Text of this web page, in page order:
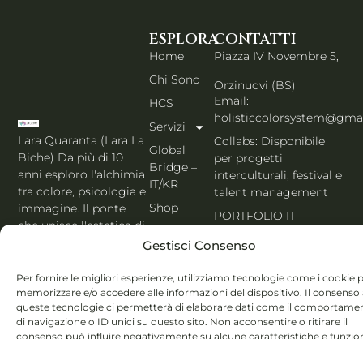
Gestisci Consenso
Per fornire le migliori esperienze, utilizziamo tecnologie come i cookie
memorizzare e/o accedere alle informazioni del dispositivo. Il consenso
queste tecnologie ci permetterà di elaborare dati come il
di navigazione o ID unici su questo sito. Non acconsentire o ritirare il
consenso può influire negativamente su alcune caratteristiche e
Lara Quaranta (Lara La
Biche) Da più di 10
anni esploro l'alchimia
tra colore, psicologia e
immagine. Il ponte
che unisce l'estetica di
MBTI, Enneagramma &
Holistic Color
System®.
ESPLORA
Home
Chi Sono
HCS
Servizi
Global
Bridge –
IT/KR
Shop
Contatti
Italiano
CONTATTI
Piazza IV Novembre 5,
Orzinuovi (BS)
Email:
Collabs: Disponibile
per progetti
interculturali, festival e
talent management
PORTFOLIO IT